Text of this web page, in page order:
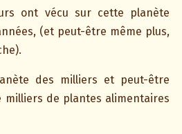
ont vécu sur cette planète
(et peut-être même plus,
des milliers et peut-être
milliers de plantes alimentaires